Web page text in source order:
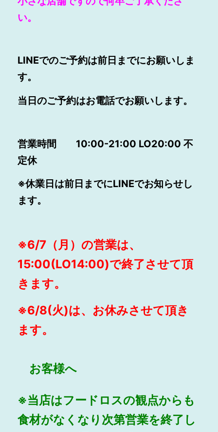
い。
LINEでのご予約は前日までにお願いしま
す。
当日のご予約はお電話でお願いします。
営業時間 10:00-21:00 LO20:00 不
定休
※休業日は前日までにLINEでお知らせし
ます。
※6/7（月）の営業は、
15:00(LO14:00)で終了させて頂
きます。
※6/8(火)は、お休みさせて頂き
ます。
お客様へ
※当店はフードロスの観点からも
食材がなくなり次第営業を終了し